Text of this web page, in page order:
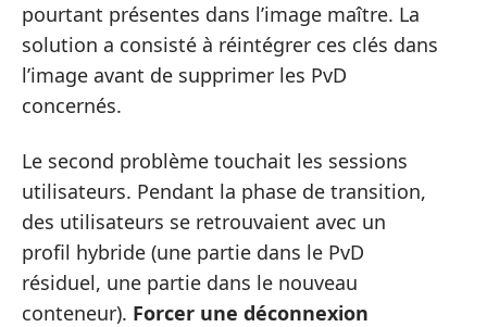
pourtant présentes dans l’image maître. La
solution a consisté à réintégrer ces clés dans
l’image avant de supprimer les PvD
concernés.
Le second problème touchait les sessions
utilisateurs. Pendant la phase de transition,
des utilisateurs se retrouvaient avec un
profil hybride (une partie dans le PvD
résiduel, une partie dans le nouveau
conteneur). Forcer une déconnexion